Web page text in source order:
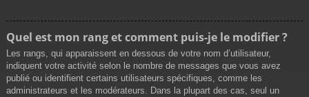
Quel est mon rang et comment puis-je le modifier ?
Les rangs, qui apparaissent en dessous de votre nom d’utilisateur,
indiquent votre activité selon le nombre de messages que vous avez
publié ou identifient certains utilisateurs spécifiques, comme les
administrateurs et les modérateurs. Dans la plupart des cas, seul un